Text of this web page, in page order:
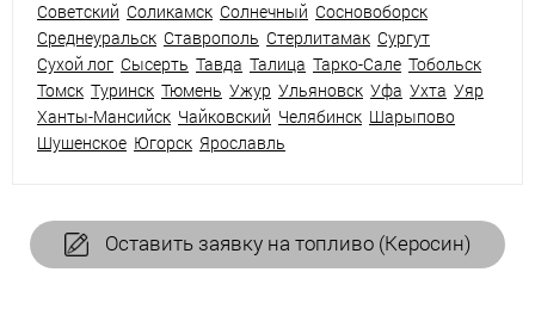
Советский Соликамск Солнечный Сосновоборск
Среднеуральск Ставрополь Стерлитамак Сургут
Сухой лог Сысерть Тавда Талица Тарко-Сале Тобольск
Томск Туринск Тюмень Ужур Ульяновск Уфа Ухта Уяр
Ханты-Мансийск Чайковский Челябинск Шарыпово
Шушенское Югорск Ярославль
Оставить заявку на топливо (Керосин)